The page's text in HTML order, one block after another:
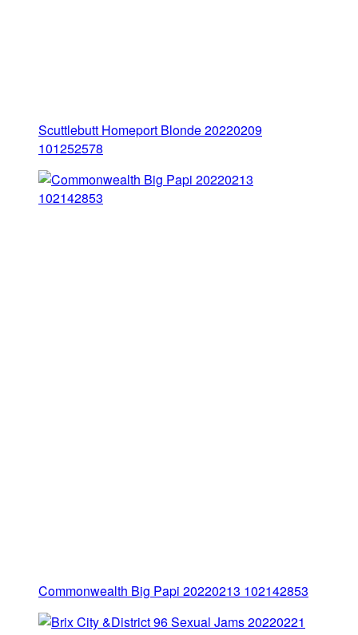
Scuttlebutt Homeport Blonde 20220209
101252578
Commonwealth Big Papi 20220213 102142853